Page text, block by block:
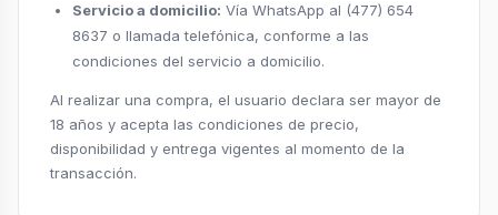
Servicio a domicilio: Vía WhatsApp al (477) 654
8637 o llamada telefónica, conforme a las
condiciones del servicio a domicilio.
Al realizar una compra, el usuario declara ser mayor de
18 años y acepta las condiciones de precio,
disponibilidad y entrega vigentes al momento de la
transacción.